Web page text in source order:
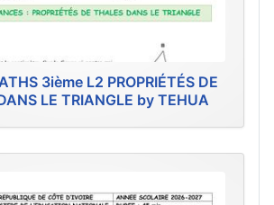
3ième L2 PROPRIÉTÉS DE
LE TRIANGLE by TEHUA